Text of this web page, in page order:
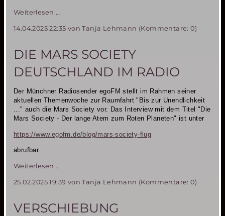
Weiterlesen …
Projekt
Society
Deutschland
in
ARD-
Mediathek
14.04.2025 22:35 von Tanja Lehmann (Kommentare: 0)
DIE MARS SOCIETY
DEUTSCHLAND IM RADIO
Der Münchner Radiosender egoFM stellt im Rahmen seiner
aktuellen Themenwoche zur Raumfahrt "Bis zur Unendlichkeit
..." auch die Mars Society vor. Das Interview mit dem Titel "Die
Mars Society - Der lange Atem zum Roten Planeten" ist unter
https://www.egofm.de/blog/mars-society-flug
abrufbar.
Weiterlesen …
Society
im
Radio
25.02.2025 19:39 von Tanja Lehmann (Kommentare: 0)
VERSCHIEBUNG